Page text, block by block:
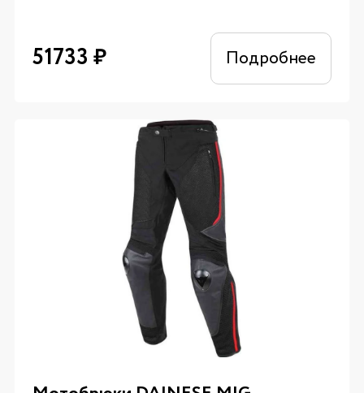
51733 ₽ Подробнее